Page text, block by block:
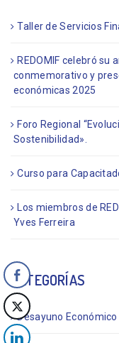
Taller de Servicios
REDOMIF celebró su
conmemorativo y
económicas 2025
Foro Regional
Sostenibilidad».
Curso para
Los miembros de
Yves Ferreira
CATEGORÍAS
Desayuno Económico